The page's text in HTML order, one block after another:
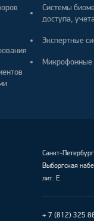
Системы
доступа,
Экспертные
Микрофонные
Санкт-Петербург
Выборгская
лит. Е
+ 7 (812) 325